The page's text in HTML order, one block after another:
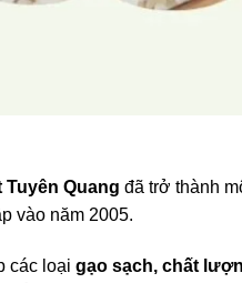
Tuyên Quang đã trở thành
vào năm 2005.
các loại gạo sạch, chất